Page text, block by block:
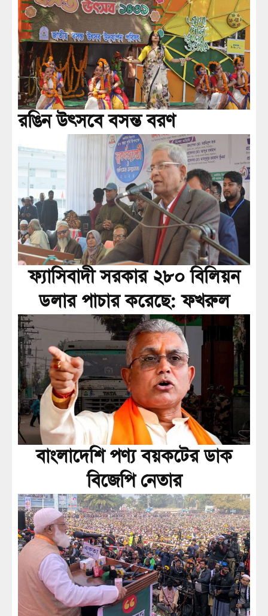
রঙিন উৎসবে বসন্ত বরণ
ফ্যাসিবাদী সরকার ২৮০ বিলিয়ন
ডলার পাচার করেছে: ফখরুল
বাংলাদেশি পণ্য বয়কটের ডাক
বিজেপি নেতার